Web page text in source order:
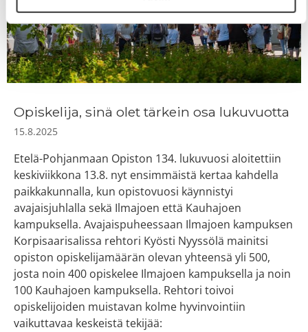
Opiskelija, sinä olet tärkein osa lukuvuotta
15.8.2025
Etelä-Pohjanmaan Opiston 134. lukuvuosi aloitettiin
keskiviikkona 13.8. nyt ensimmäistä kertaa kahdella
paikkakunnalla, kun opistovuosi käynnistyi
avajaisjuhlalla sekä Ilmajoen että Kauhajoen
kampuksella. Avajaispuheessaan Ilmajoen kampuksen
Korpisaarisalissa rehtori Kyösti Nyyssölä mainitsi
opiston opiskelijamäärän olevan yhteensä yli 500,
josta noin 400 opiskelee Ilmajoen kampuksella ja noin
100 Kauhajoen kampuksella. Rehtori toivoi
opiskelijoiden muistavan kolme hyvinvointiin
vaikuttavaa keskeistä tekijää: